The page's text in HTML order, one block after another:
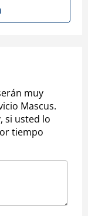
muy
Mascus.
si usted lo
tiempo